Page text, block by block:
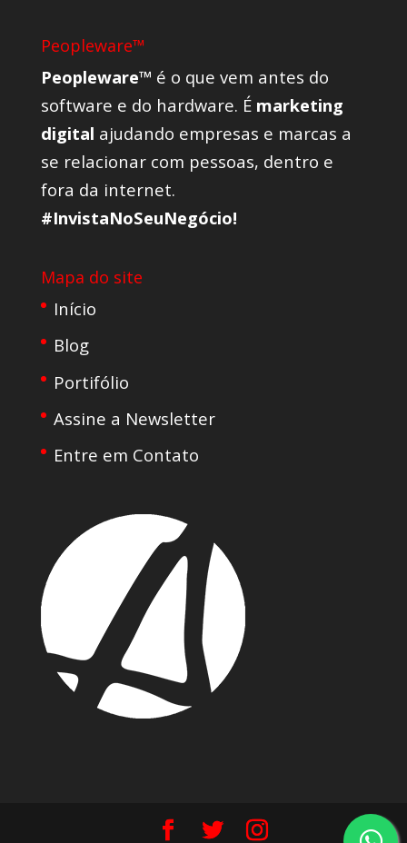
Peopleware™
Peopleware™ é o que vem antes do
software e do hardware. É marketing
digital ajudando empresas e marcas a
se relacionar com pessoas, dentro e
fora da internet.
#InvistaNoSeuNegócio!
Mapa do site
Início
Blog
Portifólio
Assine a Newsletter
Entre em Contato